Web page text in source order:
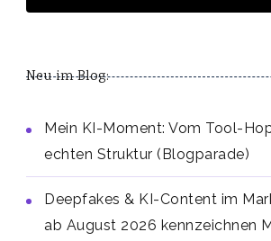
Neu im Blog:
Mein KI-Moment: Vom Tool-
echten Struktur (Blogparade)
Deepfakes & KI-Content im
ab August 2026 kennzeichnen